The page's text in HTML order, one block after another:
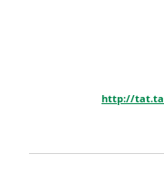
http://